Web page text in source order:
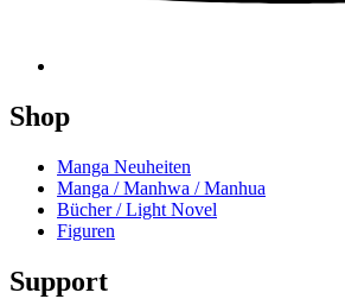
Shop
Manga Neuheiten
Manga / Manhwa / Manhua
Bücher / Light Novel
Figuren
Support